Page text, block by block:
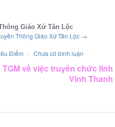
Giáo Xứ Tân Lộc
Thông Giáo Xứ Tân Lộc →
Điểm - Chưa có bình luận
về việc truyền chức
Vinh Thanh